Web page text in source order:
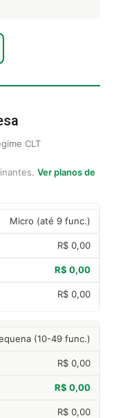
CLT
Ver planos de
Micro (até 9 func.)
R$ 0,00
R$ 0,00
R$ 0,00
(10-49 func.)
R$ 0,00
R$ 0,00
R$ 0,00